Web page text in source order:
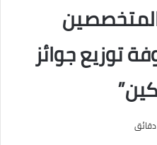
توزيع جوائز